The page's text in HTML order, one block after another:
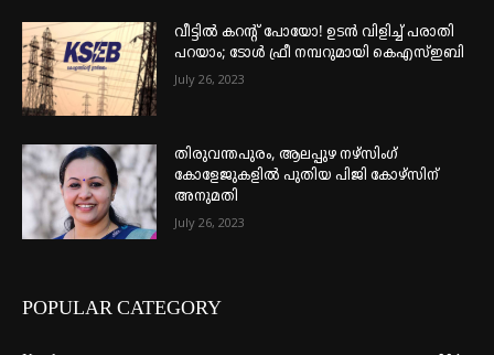
വീട്ടില്‍ കറന്റ് പോയോ! ഉടന്‍ വിളിച്ച് പരാതി
പറയാം; ടോള്‍ ഫ്രീ നമ്പറുമായി കെഎസ്ഇബി
July 26, 2023
തിരുവന്തപുരം, ആലപ്പുഴ നഴ്‌സിംഗ്
കോളേജുകളില്‍ പുതിയ പിജി കോഴ്‌സിന്
അനുമതി
July 26, 2023
POPULAR CATEGORY